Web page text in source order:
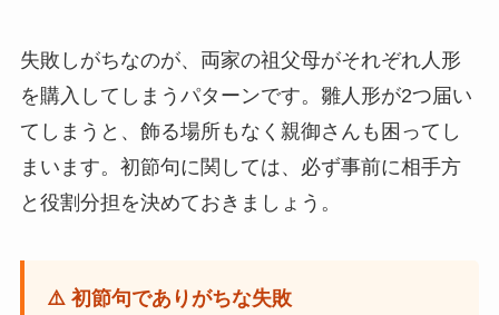
失敗しがちなのが、両家の祖父母がそれぞれ人形
を購入してしまうパターンです。雛人形が2つ届い
てしまうと、飾る場所もなく親御さんも困ってし
まいます。初節句に関しては、必ず事前に相手方
と役割分担を決めておきましょう。
⚠️ 初節句でありがちな失敗